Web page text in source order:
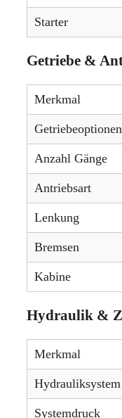
Starter
Getriebe &
Merkmal
Getriebeoptionen
Anzahl Gänge
Antriebsart
Lenkung
Bremsen
Kabine
Hydraulik &
Merkmal
Hydrauliksystem
Systemdruck